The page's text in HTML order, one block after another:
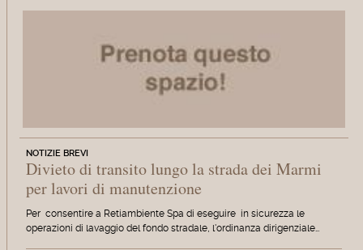
NOTIZIE BREVI
Divieto di transito lungo la strada dei Marmi
per lavori di manutenzione
Per consentire a Retiambiente Spa di eseguire in sicurezza le
operazioni di lavaggio del fondo stradale, l'ordinanza dirigenziale…